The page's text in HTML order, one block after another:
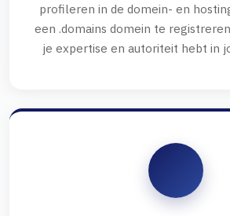
profileren in de domein- en
een .domains domein te
je expertise en autoriteit hebt in